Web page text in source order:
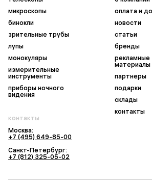
микроскопы
бинокли
зрительные трубы
лупы
монокуляры
измерительные
инструменты
приборы ночного
видения
оплата и
новости
статьи
бренды
рекламные
материалы
партнеры
подарки
склады
контакты
контакты
Москва:
+7 (495) 649-85-00
Санкт-Петербург:
+7 (812) 325-05-02